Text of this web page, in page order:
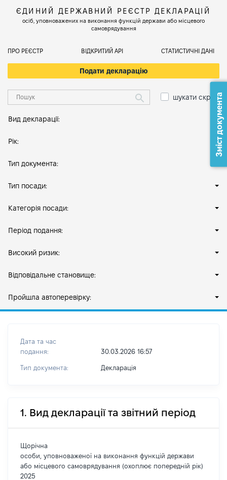
ЄДИНИЙ ДЕРЖАВНИЙ РЕЄСТР ДЕКЛАРАЦІЙ
осіб, уповноважених на виконання функцій держави або місцевого
самоврядування
ПРО РЕЄСТР ВІДКРИТИЙ АРІ СТАТИСТИЧНІ ДАНІ
Подати декларацію
шукати скрізь
Вид декларації:
Рік:
Тип документа:
Тип посади:
Категорія посади:
Період подання:
Високий ризик:
Відповідальне становище:
Пройшла автоперевірку:
Дата та час
подання:
30.03.2026 16:57
Тип документа: Декларація
1. Вид декларації та звітний період
Щорічна
особи, уповноваженої на виконання функцій держави
або місцевого самоврядування (охоплює попередній рік)
2025
Зміст документа